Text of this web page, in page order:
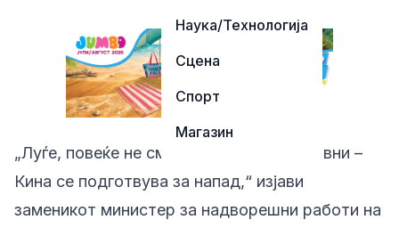
Наука/Технологија
Сцена
Спорт
Магазин
„Луѓе, повеќе не смееме да бидеме наивни –
Кина се подготвува за напад,“ изјави
заменикот министер за надворешни работи на